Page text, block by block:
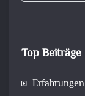
Top Beiträge